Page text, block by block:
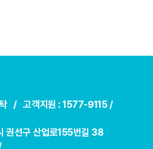
/ 고객지원 : 1577-9115 /
권선구 산업로155번길 38